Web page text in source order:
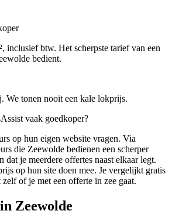
inclusief btw. Het scherpste tarief van een
bedient.
We tonen nooit een kale lokprijs.
vaak goedkoper?
op hun eigen website vragen. Via
die Zeewolde bedienen een scherper
dat je meerdere offertes naast elkaar legt.
op hun site doen mee. Je vergelijkt gratis
of je met een offerte in zee gaat.
Zeewolde